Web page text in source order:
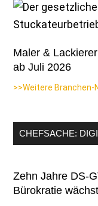
Maler &
ab Juli 2026
>>Weitere Branchen-
CHEFSACHE:
Zehn Jahre DS-
Bürokratie wächst